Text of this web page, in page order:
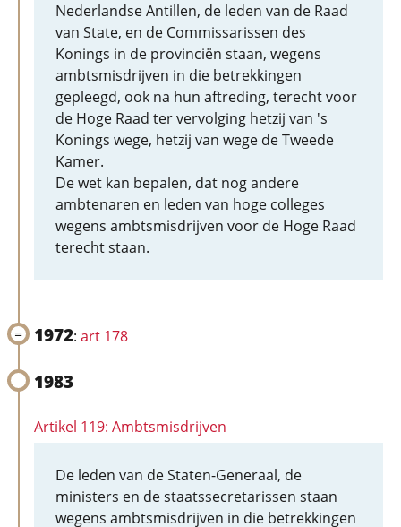
Nederlandse Antillen, de leden van de Raad
van State, en de Commissarissen des
Konings in de provinciën staan, wegens
ambtsmisdrijven in die betrekkingen
gepleegd, ook na hun aftreding, terecht voor
de Hoge Raad ter vervolging hetzij van 's
Konings wege, hetzij van wege de Tweede
Kamer.
De wet kan bepalen, dat nog andere
ambtenaren en leden van hoge colleges
wegens ambtsmisdrijven voor de Hoge Raad
terecht staan.
1972: art 178
1983
Artikel 119: Ambtsmisdrijven
De leden van de Staten-Generaal, de
ministers en de staatssecretarissen staan
wegens ambtsmisdrijven in die betrekkingen